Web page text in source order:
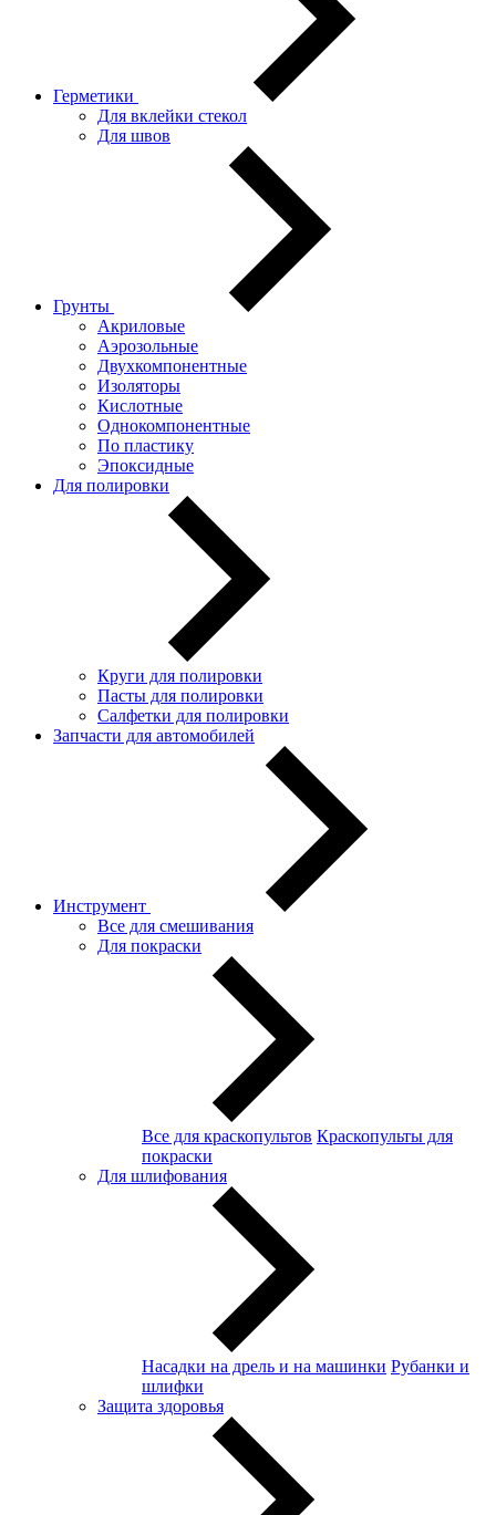
Герметики
Для вклейки стекол
Для швов
Грунты
Акриловые
Аэрозольные
Двухкомпонентные
Изоляторы
Кислотные
Однокомпонентные
По пластику
Эпоксидные
Для полировки
Круги для полировки
Пасты для полировки
Салфетки для полировки
Запчасти для автомобилей
Инструмент
Все для смешивания
Для покраски
Все для краскопультов Краскопульты для
покраски
Для шлифования
Насадки на дрель и на машинки Рубанки и
шлифки
Защита здоровья